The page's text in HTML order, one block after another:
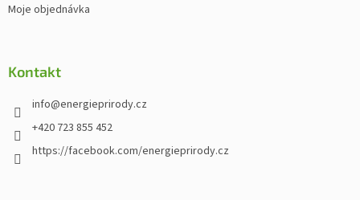
Moje objednávka
Kontakt
info@energieprirody.cz
+420 723 855 452
https://facebook.com/energieprirody.cz